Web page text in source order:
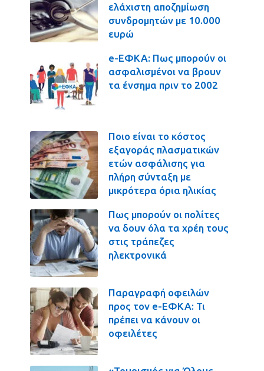
ελάχιστη αποζημίωση
συνδρομητών με 10.000
ευρώ
e-ΕΦΚΑ: Πως μπορούν οι
ασφαλισμένοι να βρουν
τα ένσημα πριν το 2002
Ποιο είναι το κόστος
εξαγοράς πλασματικών
ετών ασφάλισης για
πλήρη σύνταξη με
μικρότερα όρια ηλικίας
Πως μπορούν οι πολίτες
να δουν όλα τα χρέη τους
στις τράπεζες
ηλεκτρονικά
Παραγραφή οφειλών
προς τον e-ΕΦΚΑ: Τι
πρέπει να κάνουν οι
οφειλέτες